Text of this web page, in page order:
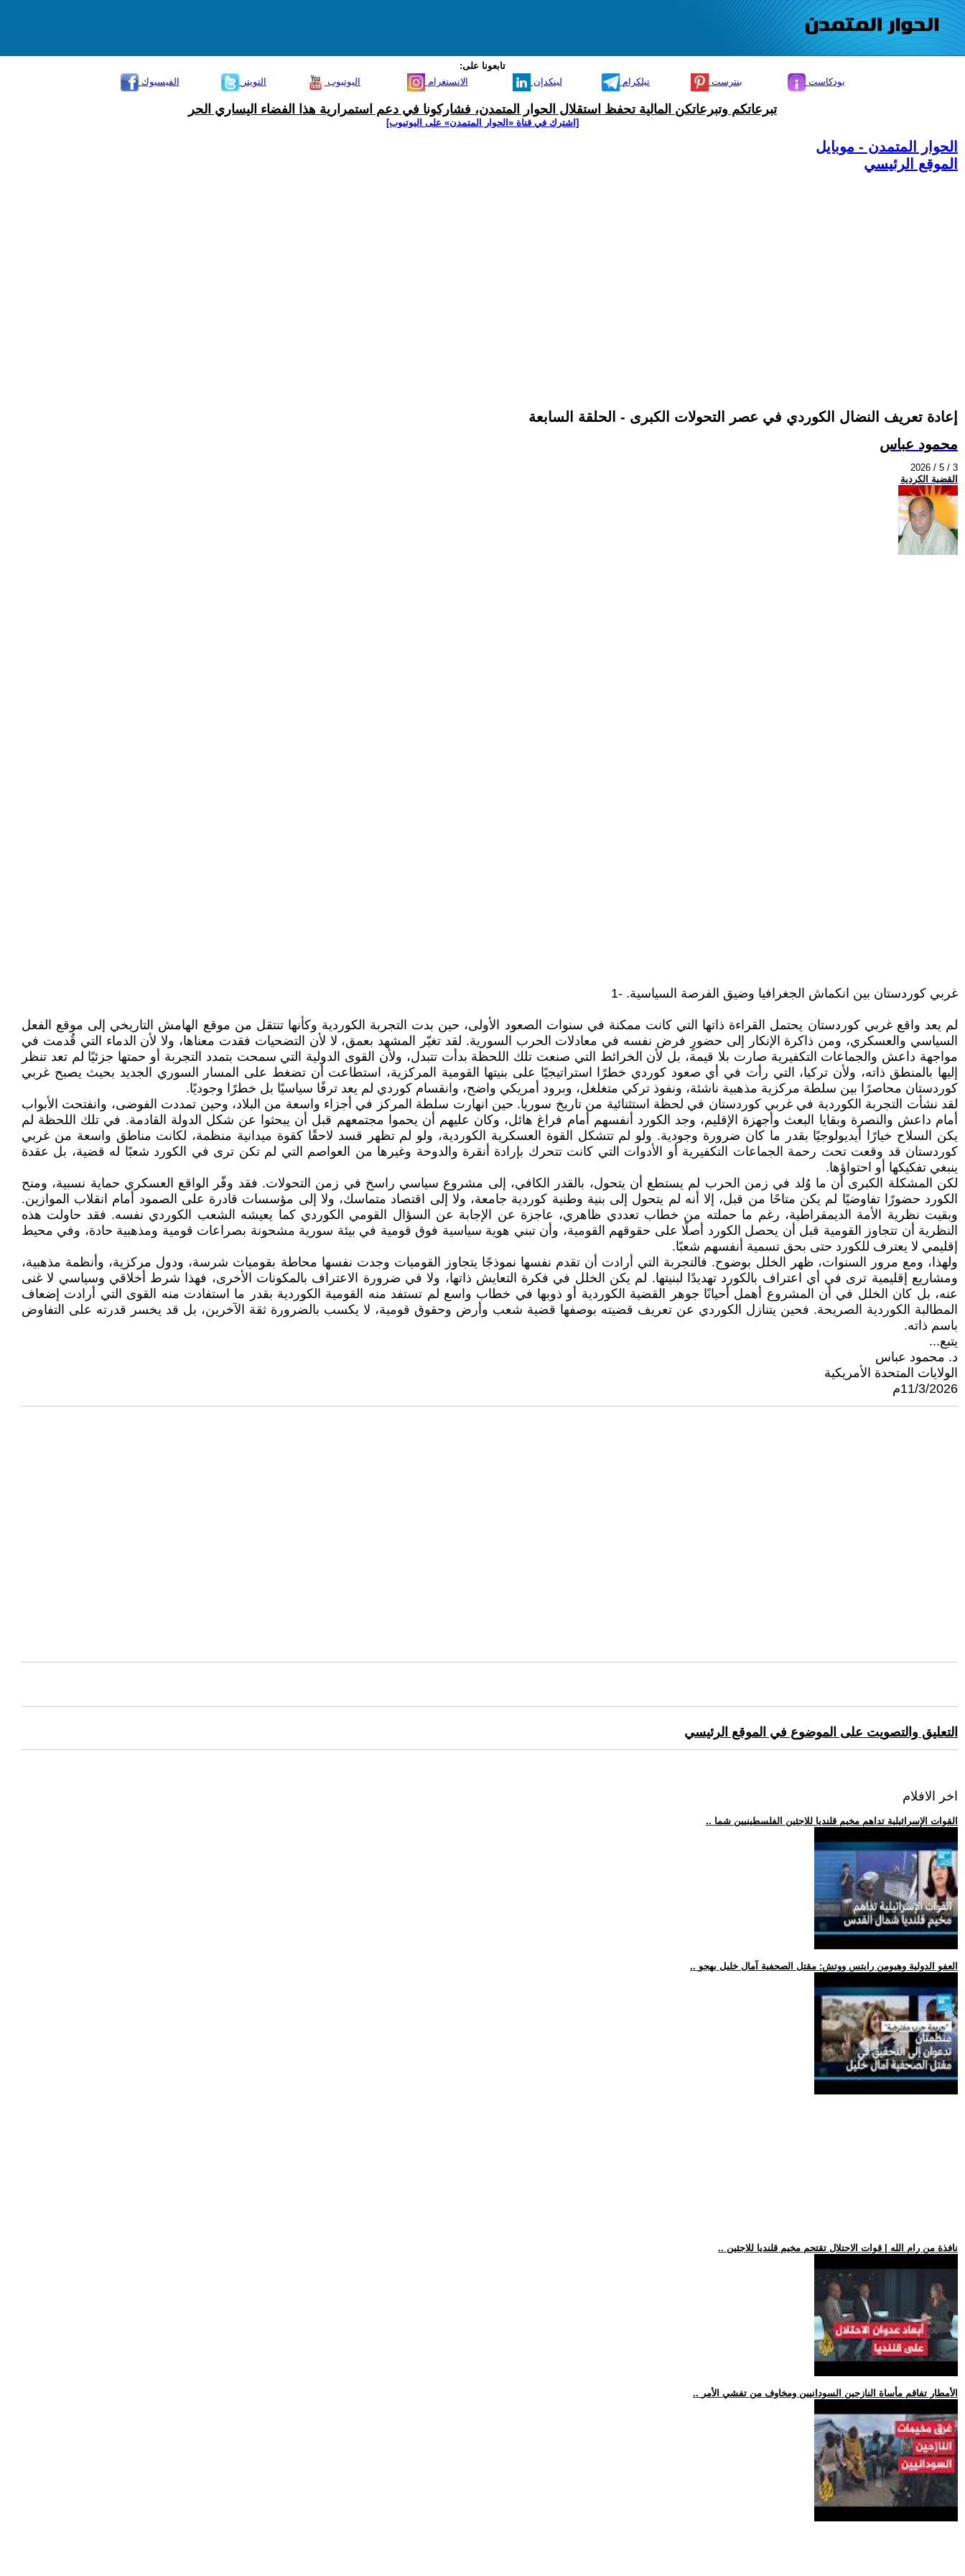
تابعونا على:
الفيسبوك
التويتر اليوتيوب الانستغرام لينكدإن تيلكرام بنترست بودكاست
تبرعاتكم وتبرعاتكن المالية تحفظ استقلال الحوار المتمدن، فشاركونا في دعم استمرارية هذا الفضاء اليساري الحر
[اشترك في قناة ‫«الحوار المتمدن» على اليوتيوب]
الحوار المتمدن - موبايل
الموقع الرئيسي
إعادة تعريف النضال الكوردي في عصر التحولات الكبرى - الحلقة السابعة
محمود عباس
2026 / 5 / 3
القضية الكردية
غربي كوردستان بين انكماش الجغرافيا وضيق الفرصة السياسية. -1
لم يعد واقع غربي كوردستان يحتمل القراءة ذاتها التي كانت ممكنة في سنوات الصعود الأولى، حين بدت التجربة الكوردية وكأنها تنتقل من موقع الهامش التاريخي إلى موقع الفعل
السياسي والعسكري، ومن ذاكرة الإنكار إلى حضورٍ فرض نفسه في معادلات الحرب السورية. لقد تغيّر المشهد بعمق، لا لأن التضحيات فقدت معناها، ولا لأن الدماء التي قُدمت في
مواجهة داعش والجماعات التكفيرية صارت بلا قيمة، بل لأن الخرائط التي صنعت تلك اللحظة بدأت تتبدل، ولأن القوى الدولية التي سمحت بتمدد التجربة أو حمتها جزئيًا لم تعد تنظر
إليها بالمنطق ذاته، ولأن تركيا، التي رأت في أي صعود كوردي خطرًا استراتيجيًا على بنيتها القومية المركزية، استطاعت أن تضغط على المسار السوري الجديد بحيث يصبح غربي
كوردستان محاصرًا بين سلطة مركزية مذهبية ناشئة، ونفوذ تركي متغلغل، وبرود أمريكي واضح، وانقسام كوردي لم يعد ترفًا سياسيًا بل خطرًا وجوديًا.
لقد نشأت التجربة الكوردية في غربي كوردستان في لحظة استثنائية من تاريخ سوريا. حين انهارت سلطة المركز في أجزاء واسعة من البلاد، وحين تمددت الفوضى، وانفتحت الأبواب
أمام داعش والنصرة وبقايا البعث وأجهزة الإقليم، وجد الكورد أنفسهم أمام فراغ هائل، وكان عليهم أن يحموا مجتمعهم قبل أن يبحثوا عن شكل الدولة القادمة. في تلك اللحظة لم
يكن السلاح خيارًا أيديولوجيًا بقدر ما كان ضرورة وجودية. ولو لم تتشكل القوة العسكرية الكوردية، ولو لم تظهر قسد لاحقًا كقوة ميدانية منظمة، لكانت مناطق واسعة من غربي
كوردستان قد وقعت تحت رحمة الجماعات التكفيرية أو الأدوات التي كانت تتحرك بإرادة أنقرة والدوحة وغيرها من العواصم التي لم تكن ترى في الكورد شعبًا له قضية، بل عقدة
ينبغي تفكيكها أو احتواؤها.
لكن المشكلة الكبرى أن ما وُلد في زمن الحرب لم يستطع أن يتحول، بالقدر الكافي، إلى مشروع سياسي راسخ في زمن التحولات. فقد وفّر الواقع العسكري حماية نسبية، ومنح
الكورد حضورًا تفاوضيًا لم يكن متاحًا من قبل، إلا أنه لم يتحول إلى بنية وطنية كوردية جامعة، ولا إلى اقتصاد متماسك، ولا إلى مؤسسات قادرة على الصمود أمام انقلاب الموازين.
وبقيت نظرية الأمة الديمقراطية، رغم ما حملته من خطاب تعددي ظاهري، عاجزة عن الإجابة عن السؤال القومي الكوردي كما يعيشه الشعب الكوردي نفسه. فقد حاولت هذه
النظرية أن تتجاوز القومية قبل أن يحصل الكورد أصلًا على حقوقهم القومية، وأن تبني هوية سياسية فوق قومية في بيئة سورية مشحونة بصراعات قومية ومذهبية حادة، وفي محيط
إقليمي لا يعترف للكورد حتى بحق تسمية أنفسهم شعبًا.
ولهذا، ومع مرور السنوات، ظهر الخلل بوضوح. فالتجربة التي أرادت أن تقدم نفسها نموذجًا يتجاوز القوميات وجدت نفسها محاطة بقوميات شرسة، ودول مركزية، وأنظمة مذهبية،
ومشاريع إقليمية ترى في أي اعتراف بالكورد تهديدًا لبنيتها. لم يكن الخلل في فكرة التعايش ذاتها، ولا في ضرورة الاعتراف بالمكونات الأخرى، فهذا شرط أخلاقي وسياسي لا غنى
عنه، بل كان الخلل في أن المشروع أهمل أحيانًا جوهر القضية الكوردية أو ذوبها في خطاب واسع لم تستفد منه القومية الكوردية بقدر ما استفادت منه القوى التي أرادت إضعاف
المطالبة الكوردية الصريحة. فحين يتنازل الكوردي عن تعريف قضيته بوصفها قضية شعب وأرض وحقوق قومية، لا يكسب بالضرورة ثقة الآخرين، بل قد يخسر قدرته على التفاوض
باسم ذاته.
يتبع...
د. محمود عباس
الولايات المتحدة الأمريكية
11/3/2026م
التعليق والتصويت على الموضوع في الموقع الرئيسي
اخر الافلام
.. القوات الإسرائيلية تداهم مخيم قلنديا للاجئين الفلسطينيين شما
.. العفو الدولية وهيومن رايتس ووتش: مقتل الصحفية آمال خليل بهجو
.. نافذة من رام الله | قوات الاحتلال تقتحم مخيم قلنديا للاجئين
.. الأمطار تفاقم مأساة النازحين السودانيين ومخاوف من تفشي الأمر